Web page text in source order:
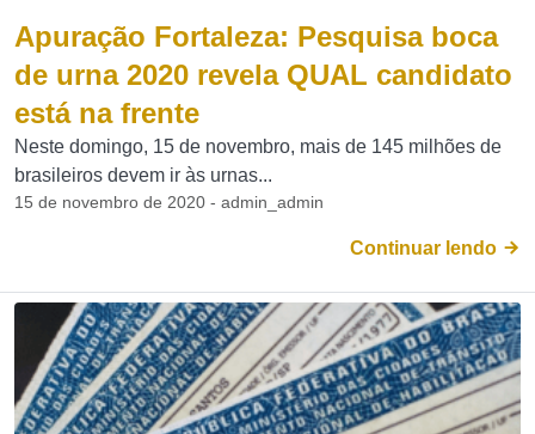
Apuração Fortaleza: Pesquisa boca
de urna 2020 revela QUAL candidato
está na frente
Neste domingo, 15 de novembro, mais de 145 milhões de
brasileiros devem ir às urnas...
15 de novembro de 2020 - admin_admin
Continuar lendo